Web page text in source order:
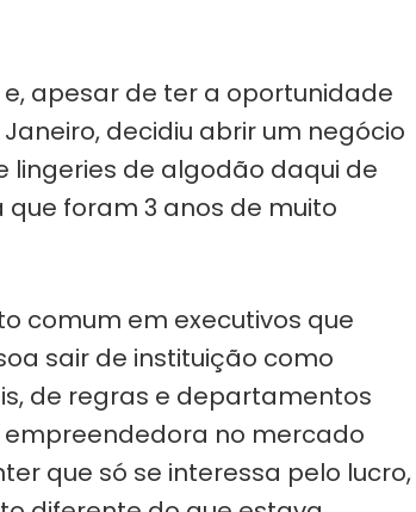
apesar de ter a oportunidade
decidiu abrir um negócio
lingeries de algodão daqui de
que foram 3 anos de muito
comum em executivos que
sair de instituição como
de regras e departamentos
no mercado
que só se interessa pelo lucro,